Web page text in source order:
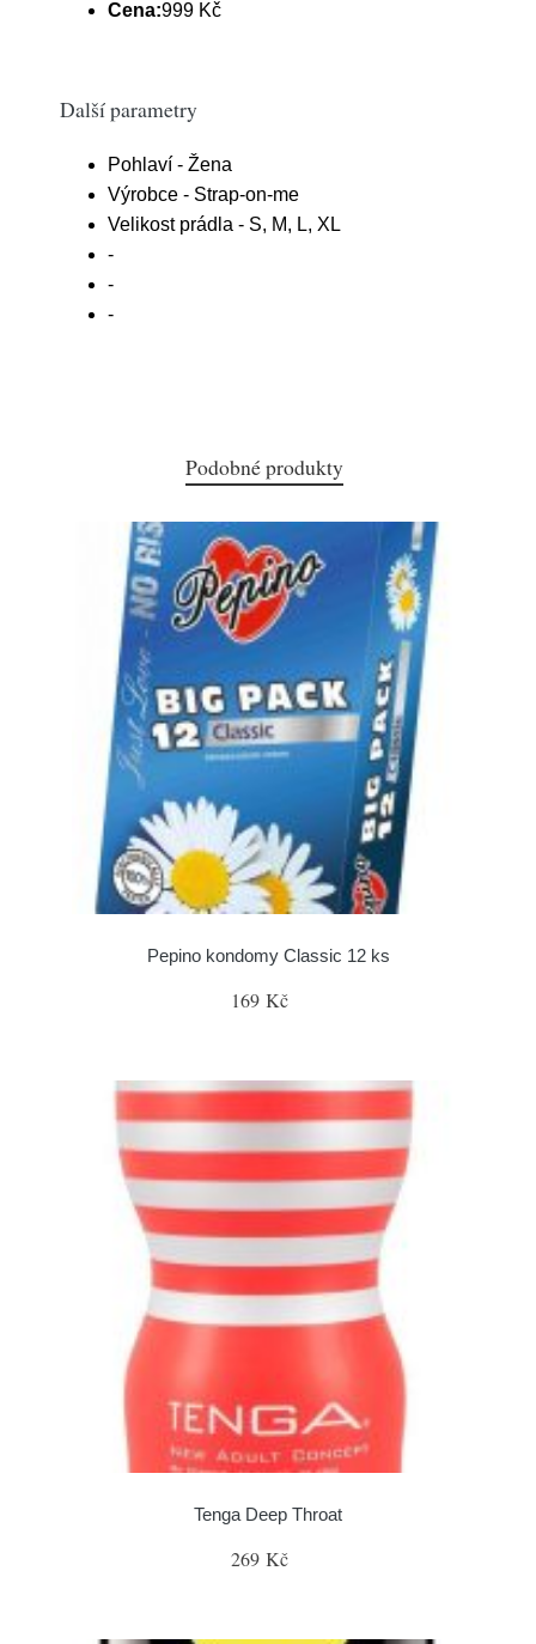
Cena:999 Kč
Další parametry
Pohlaví - Žena
Výrobce - Strap-on-me
Velikost prádla - S, M, L, XL
-
-
-
Podobné produkty
Pepino kondomy Classic 12 ks
169 Kč
Tenga Deep Throat
269 Kč